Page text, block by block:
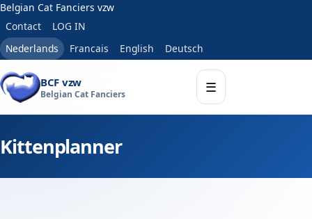
Belgian Cat Fanciers vzw
Contact
LOG IN
Nederlands
Francais English Deutsch
BCF vzw
Belgian Cat Fanciers ☰
Kittenplanner